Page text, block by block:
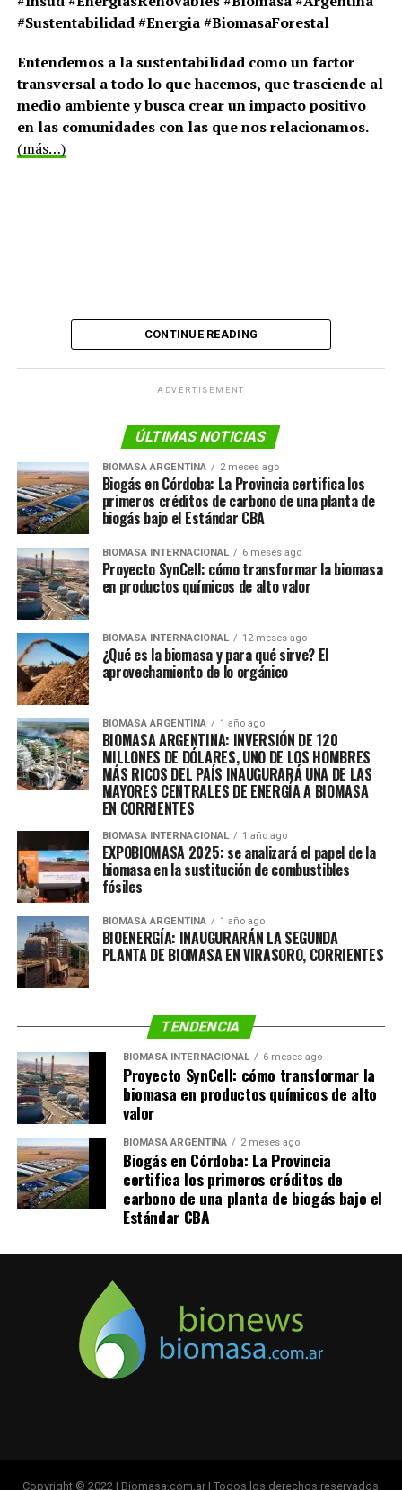
#Sustentabilidad #Energia #BiomasaForestal
Entendemos a la sustentabilidad como un factor
transversal a todo lo que hacemos, que trasciende al
medio ambiente y busca crear un impacto positivo
en las comunidades con las que nos relacionamos.
(más…)
CONTINUE READING
ADVERTISEMENT
ÚLTIMAS NOTICIAS
BIOMASA ARGENTINA 2 meses ago
Biogás en Córdoba: La Provincia certifica los
primeros créditos de carbono de una planta de
biogás bajo el Estándar CBA
BIOMASA INTERNACIONAL 6 meses ago
Proyecto SynCell: cómo transformar la biomasa
en productos químicos de alto valor
BIOMASA INTERNACIONAL 12 meses ago
¿Qué es la biomasa y para qué sirve? El
aprovechamiento de lo orgánico
BIOMASA ARGENTINA 1 año ago
BIOMASA ARGENTINA: INVERSIÓN DE 120
MILLONES DE DÓLARES, UNO DE LOS HOMBRES
MÁS RICOS DEL PAÍS INAUGURARÁ UNA DE LAS
MAYORES CENTRALES DE ENERGÍA A BIOMASA
EN CORRIENTES
BIOMASA INTERNACIONAL 1 año ago
EXPOBIOMASA 2025: se analizará el papel de la
biomasa en la sustitución de combustibles
fósiles
BIOMASA ARGENTINA 1 año ago
BIOENERGÍA: INAUGURARÁN LA SEGUNDA
PLANTA DE BIOMASA EN VIRASORO, CORRIENTES
TENDENCIA
BIOMASA INTERNACIONAL 6 meses ago
Proyecto SynCell: cómo transformar la
biomasa en productos químicos de alto
valor
BIOMASA ARGENTINA 2 meses ago
Biogás en Córdoba: La Provincia
certifica los primeros créditos de
carbono de una planta de biogás bajo el
Estándar CBA
Copyright © 2022 | Biomasa.com.ar | Todos los derechos reservados